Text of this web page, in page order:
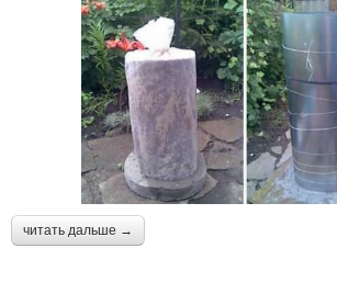
читать дальше →